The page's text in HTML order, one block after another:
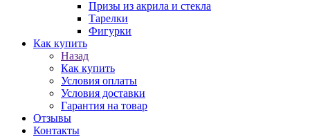
Призы из акрила и стекла
Тарелки
Фигурки
Как купить
Назад
Как купить
Условия оплаты
Условия доставки
Гарантия на товар
Отзывы
Контакты